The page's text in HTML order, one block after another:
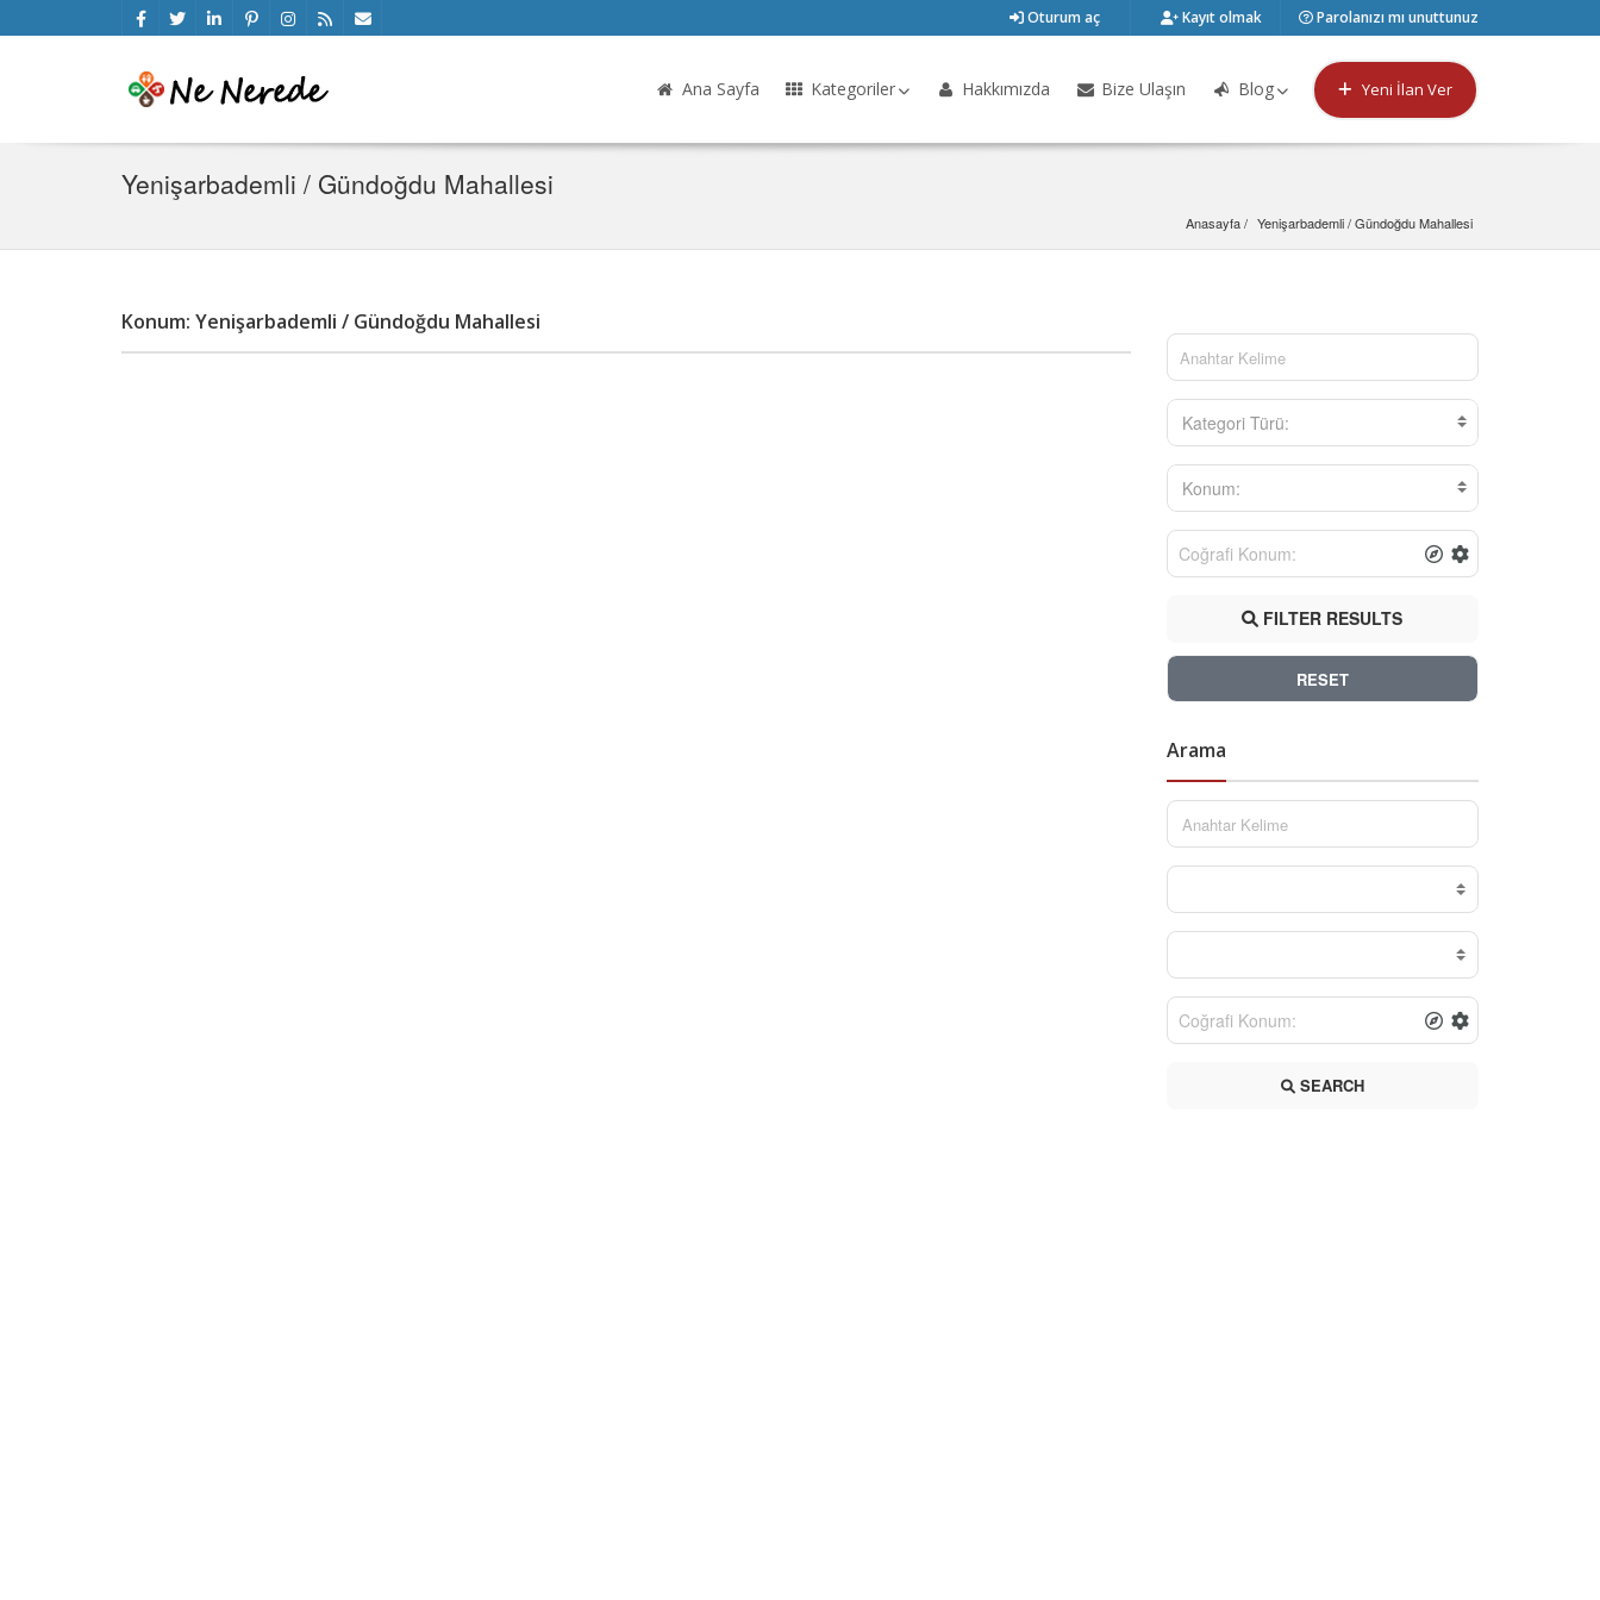
Oturum aç Kayıt olmak Parolanızı mı unuttunuz
Ana Sayfa Kategoriler Hakkımızda Bize Ulaşın Blog Yeni İlan Ver
Yenişarbademli / Gündoğdu Mahallesi
Anasayfa Yenişarbademli / Gündoğdu Mahallesi
Konum: Yenişarbademli / Gündoğdu Mahallesi
Kategori Türü:
Konum:
FILTER RESULTS
RESET
Arama
SEARCH